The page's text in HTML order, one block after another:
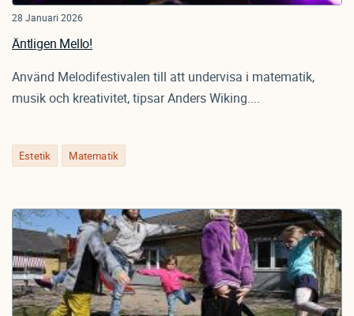
Estetik Matematik
28 Januari 2026
Äntligen Mello!
Använd Melodifestivalen till att undervisa i matematik,
musik och kreativitet, tipsar Anders Wiking....